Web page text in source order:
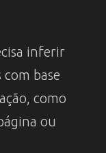
inferir
base
como
ou